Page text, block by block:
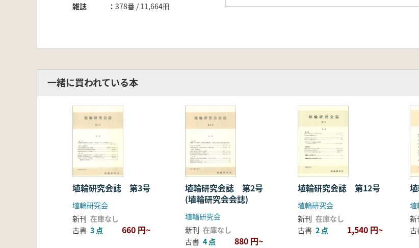
雑誌
378番 / 11,664冊
一緒に買われている本
埴輪研究会誌 第3号
埴輪研究会
新刊 在庫なし
古書 3 点 660 円~
埴輪研究会誌 第2号
(埴輪研究会会誌)
埴輪研究会
新刊 在庫なし
古書 4 点 880 円~
埴輪研究会誌 第12号
埴輪研究会
新刊 在庫なし
古書 2 点 1,540 円~
埴
新
古